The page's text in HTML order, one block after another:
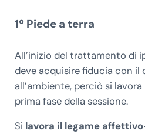
1º Piede a terra
All’inizio del trattamento di
deve acquisire fiducia con il
all’ambiente, perciò si lavora
prima fase della sessione.
Si lavora il legame